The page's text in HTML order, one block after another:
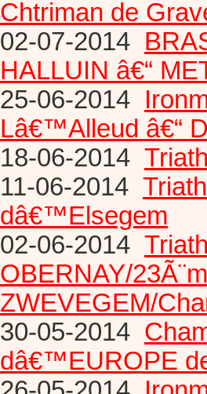
Chtriman de
02-07-2014
HALLUIN â€“
25-06-2014
Lâ€™Alleud â€“
18-06-2014
11-06-2014
dâ€™Elsegem
02-06-2014
OBERNAY/
ZWEVEGEM/
30-05-2014
dâ€™EUROPE